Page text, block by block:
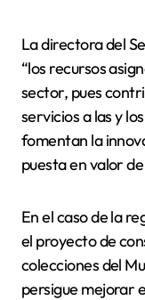
La directora del
“los recursos
sector, pues
servicios a las y
fomentan la
puesta en valor
En el caso de la
el proyecto de
colecciones del
persigue mejorar